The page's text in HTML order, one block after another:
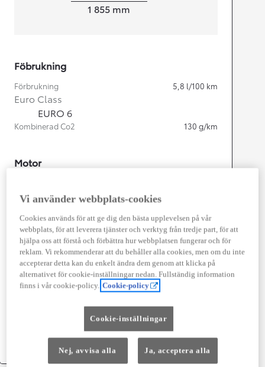
1 855 mm
Föbrukning
Förbrukning 5,8 l/100 km
Euro Class
EURO 6
Kombinerad Co2 130 g/km
Motor
Kapacitet
Effekt
163
Prestanda
Topphastighet 180km/h
Acceleration 0-100km/h
8,1sekunder
Vi använder webbplats-cookies
Cookies används för att ge dig den bästa upplevelsen på vår
webbplats, för att leverera tjänster och verktyg från tredje part, för att
hjälpa oss att förstå och förbättra hur webbplatsen fungerar och för
reklam. Vi rekommenderar att du behåller alla cookies, men om du inte
accepterar detta kan du enkelt ändra dem genom att klicka på
alternativet för cookie-inställningar nedan. Fullständig information
finns i vår cookie-policy. Cookie-policy
Cookie-inställningar
Nej, avvisa alla Ja, acceptera alla